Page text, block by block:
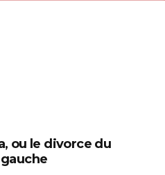
ou le divorce du